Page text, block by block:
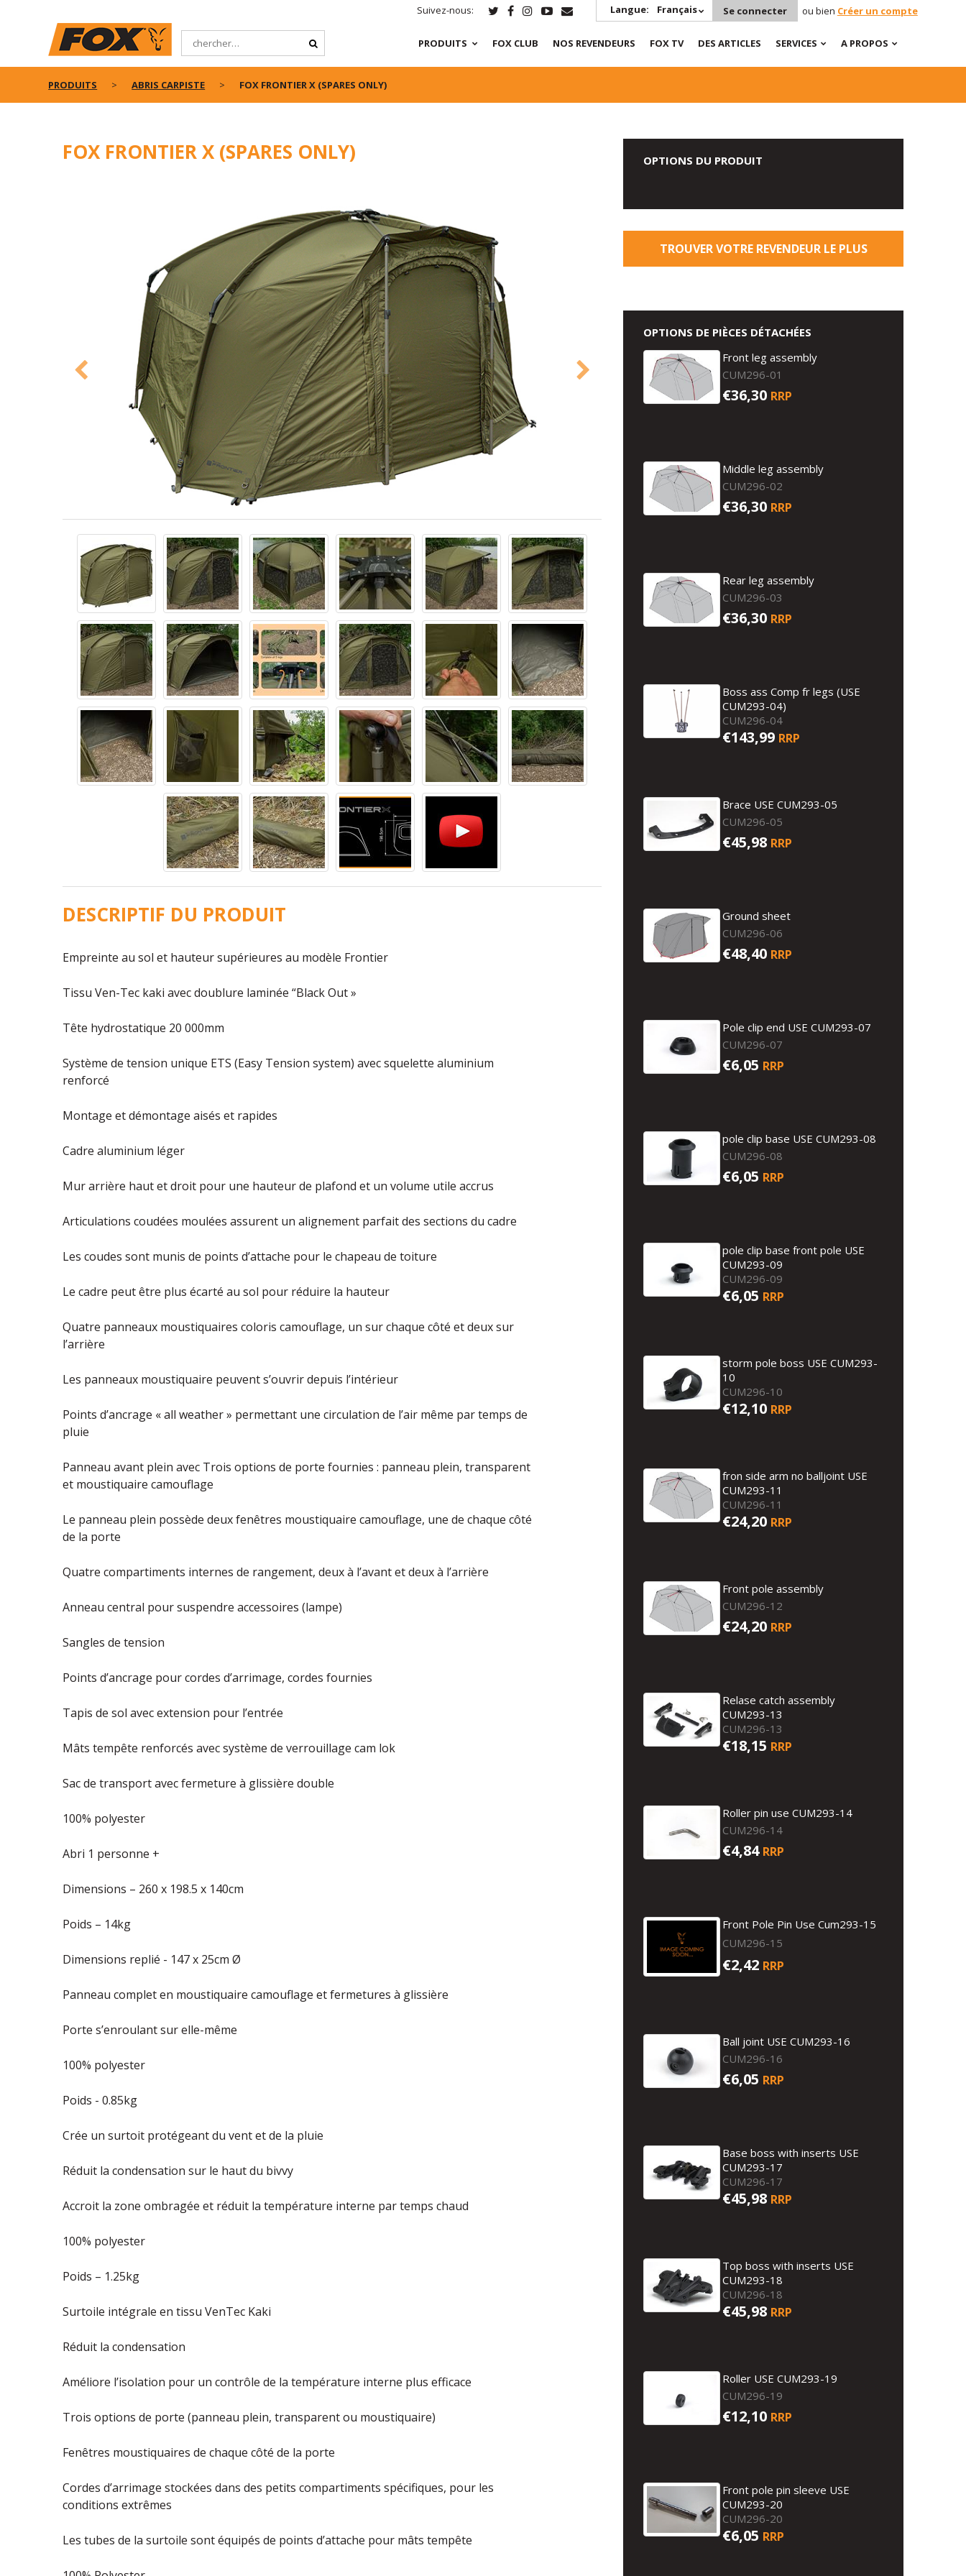
Suivez-nous: Langue: Français Se connecter ou bien Créer un compte
PRODUITS FOX CLUB NOS REVENDEURS FOX TV DES ARTICLES SERVICES A PROPOS
PRODUITS ABRIS CARPISTE FOX FRONTIER X (SPARES ONLY)
FOX FRONTIER X (SPARES ONLY)
DESCRIPTIF DU PRODUIT
Empreinte au sol et hauteur supérieures au modèle Frontier
Tissu Ven-Tec kaki avec doublure laminée “Black Out »
Tête hydrostatique 20 000mm
Système de tension unique ETS (Easy Tension system) avec squelette aluminium
renforcé
Montage et démontage aisés et rapides
Cadre aluminium léger
Mur arrière haut et droit pour une hauteur de plafond et un volume utile accrus
Articulations coudées moulées assurent un alignement parfait des sections du cadre
Les coudes sont munis de points d’attache pour le chapeau de toiture
Le cadre peut être plus écarté au sol pour réduire la hauteur
Quatre panneaux moustiquaires coloris camouflage, un sur chaque côté et deux sur
l’arrière
Les panneaux moustiquaire peuvent s’ouvrir depuis l’intérieur
Points d’ancrage « all weather » permettant une circulation de l’air même par temps de
pluie
Panneau avant plein avec Trois options de porte fournies : panneau plein, transparent
et moustiquaire camouflage
Le panneau plein possède deux fenêtres moustiquaire camouflage, une de chaque côté
de la porte
Quatre compartiments internes de rangement, deux à l’avant et deux à l’arrière
Anneau central pour suspendre accessoires (lampe)
Sangles de tension
Points d’ancrage pour cordes d’arrimage, cordes fournies
Tapis de sol avec extension pour l’entrée
Mâts tempête renforcés avec système de verrouillage cam lok
Sac de transport avec fermeture à glissière double
100% polyester
Abri 1 personne +
Dimensions – 260 x 198.5 x 140cm
Poids – 14kg
Dimensions replié - 147 x 25cm Ø
Panneau complet en moustiquaire camouflage et fermetures à glissière
Porte s’enroulant sur elle-même
100% polyester
Poids - 0.85kg
Crée un surtoit protégeant du vent et de la pluie
Réduit la condensation sur le haut du bivvy
Accroit la zone ombragée et réduit la température interne par temps chaud
100% polyester
Poids – 1.25kg
Surtoile intégrale en tissu VenTec Kaki
Réduit la condensation
Améliore l’isolation pour un contrôle de la température interne plus efficace
Trois options de porte (panneau plein, transparent ou moustiquaire)
Fenêtres moustiquaires de chaque côté de la porte
Cordes d’arrimage stockées dans des petits compartiments spécifiques, pour les
conditions extrêmes
Les tubes de la surtoile sont équipés de points d’attache pour mâts tempête
OPTIONS DU PRODUIT
TROUVER VOTRE REVENDEUR LE PLUS
OPTIONS DE PIÈCES DÉTACHÉES
Front leg assembly
CUM296-01
€36,30 RRP
Middle leg assembly
CUM296-02
€36,30 RRP
Rear leg assembly
CUM296-03
€36,30 RRP
Boss ass Comp fr legs (USE
CUM293-04)
CUM296-04
€143,99 RRP
Brace USE CUM293-05
CUM296-05
€45,98 RRP
Ground sheet
CUM296-06
€48,40 RRP
Pole clip end USE CUM293-07
CUM296-07
€6,05 RRP
pole clip base USE CUM293-08
CUM296-08
€6,05 RRP
pole clip base front pole USE
CUM293-09
CUM296-09
€6,05 RRP
storm pole boss USE CUM293-
10
CUM296-10
€12,10 RRP
fron side arm no balljoint USE
CUM293-11
CUM296-11
€24,20 RRP
Front pole assembly
CUM296-12
€24,20 RRP
Relase catch assembly
CUM293-13
CUM296-13
€18,15 RRP
Roller pin use CUM293-14
CUM296-14
€4,84 RRP
Front Pole Pin Use Cum293-15
CUM296-15
€2,42 RRP
Ball joint USE CUM293-16
CUM296-16
€6,05 RRP
Base boss with inserts USE
CUM293-17
CUM296-17
€45,98 RRP
Top boss with inserts USE
CUM293-18
CUM296-18
€45,98 RRP
Roller USE CUM293-19
CUM296-19
€12,10 RRP
Front pole pin sleeve USE
CUM293-20
CUM296-20
€6,05 RRP